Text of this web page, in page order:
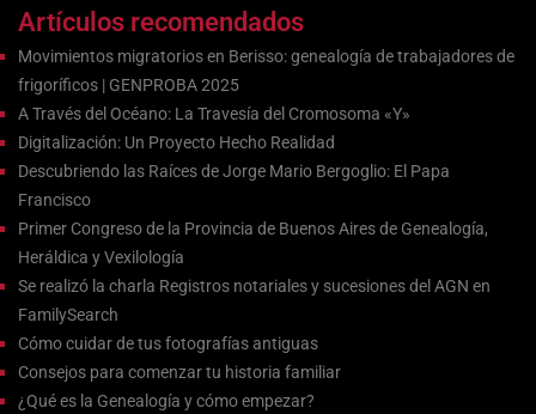
Artículos recomendados
Movimientos migratorios en Berisso: genealogía de trabajadores de
frigoríficos | GENPROBA 2025
A Través del Océano: La Travesía del Cromosoma «Y»
Digitalización: Un Proyecto Hecho Realidad
Descubriendo las Raíces de Jorge Mario Bergoglio: El Papa
Francisco
Primer Congreso de la Provincia de Buenos Aires de Genealogía,
Heráldica y Vexilología
Se realizó la charla Registros notariales y sucesiones del AGN en
FamilySearch
Cómo cuidar de tus fotografías antiguas
Consejos para comenzar tu historia familiar
¿Qué es la Genealogía y cómo empezar?